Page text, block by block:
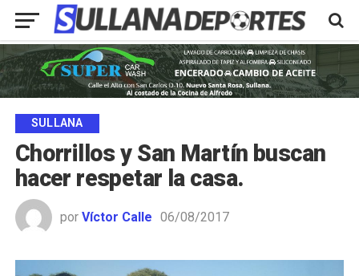
SULLANA
Chorrillos y San Martín buscan
hacer respetar la casa.
por Víctor Calle 06/08/2017